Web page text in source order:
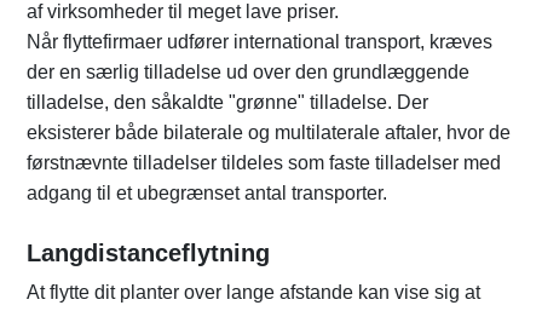
af virksomheder til meget lave priser.
Når flyttefirmaer udfører international transport, kræves
der en særlig tilladelse ud over den grundlæggende
tilladelse, den såkaldte "grønne" tilladelse. Der
eksisterer både bilaterale og multilaterale aftaler, hvor de
førstnævnte tilladelser tildeles som faste tilladelser med
adgang til et ubegrænset antal transporter.
Langdistanceflytning
At flytte dit planter over lange afstande kan vise sig at